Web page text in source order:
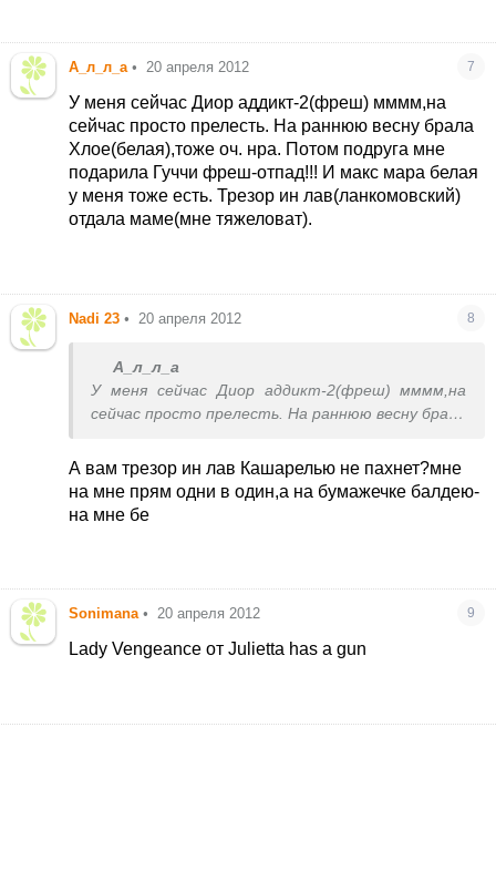
А_л_л_а • 20 апреля 2012 7
У меня сейчас Диор аддикт-2(фреш) мммм,на
сейчас просто прелесть. На раннюю весну брала
Хлое(белая),тоже оч. нра. Потом подруга мне
подарила Гуччи фреш-отпад!!! И макс мара белая
у меня тоже есть. Трезор ин лав(ланкомовский)
отдала маме(мне тяжеловат).
Nadi 23 • 20 апреля 2012 8
А_л_л_а
У меня сейчас Диор аддикт-2(фреш) мммм,на
сейчас просто прелесть. На раннюю весну брала
подарила Гуччи фреш-отпад!!! И макс мара
белая у меня тоже есть. Трезор ин
лав(ланкомовский) отдала маме(мне
А вам трезор ин лав Кашарелью не пахнет?мне
на мне прям одни в один,а на бумажечке балдею-
на мне бе
Sonimana • 20 апреля 2012 9
Lady Vengeance от Julietta has a gun